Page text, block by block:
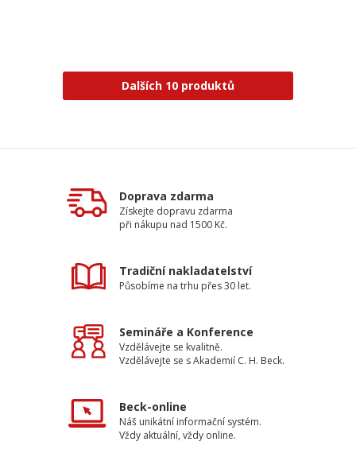
Dalších 10 produktů
Doprava zdarma
Získejte dopravu zdarma
při nákupu nad 1500 Kč.
Tradiční nakladatelství
Působíme na trhu přes 30 let.
Semináře a Konference
Vzdělávejte se kvalitně.
Vzdělávejte se s Akademií C. H. Beck.
Beck-online
Náš unikátní informační systém.
Vždy aktuální, vždy online.